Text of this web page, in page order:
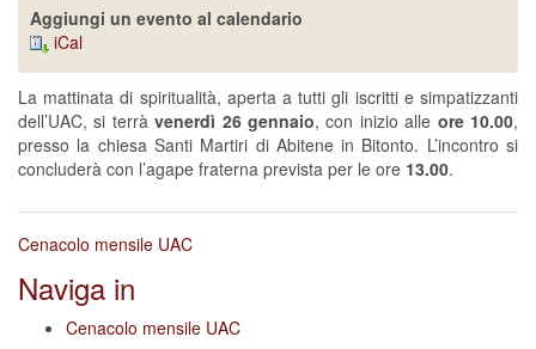
Aggiungi un evento al calendario
iCal
La mattinata di spiritualità, aperta a tutti gli iscritti e simpatizzanti
dell’UAC, si terràvenerdì 26 gennaio, con inizio alle ore 10.00,
presso la chiesa Santi Martiri di Abitene in Bitonto. L’incontro si
concluderà con l’agape fraterna prevista per le ore 13.00.
Cenacolo mensile UAC
Naviga in
Cenacolo mensile UAC